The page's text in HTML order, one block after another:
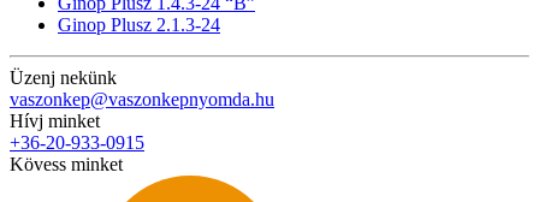
Ginop Plusz 2.1.3-24
Üzenj nekünk
vaszonkep@vaszonkepnyomda.hu
Hívj minket
+36-20-933-0915
Kövess minket